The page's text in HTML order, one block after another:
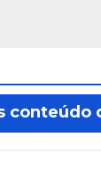
conteúdo